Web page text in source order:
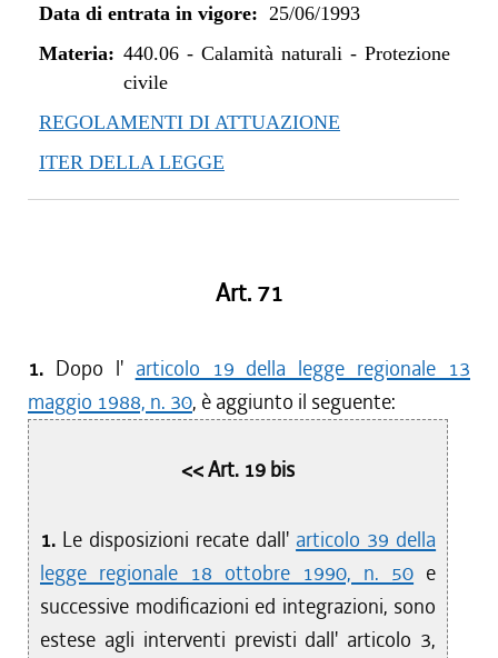
Data di entrata in vigore: 25/06/1993
Materia: 440.06- Calamità naturali - Protezione
civile
REGOLAMENTI DI ATTUAZIONE
ITER DELLA LEGGE
Art. 71
1. Dopo l' articolo 19 della legge regionale 13
maggio 1988, n. 30, è aggiunto il seguente:
<< Art. 19 bis
1. Le disposizioni recate dall' articolo 39 della
legge regionale 18 ottobre 1990, n. 50 e
successive modificazioni ed integrazioni, sono
estese agli interventi previsti dall' articolo 3,